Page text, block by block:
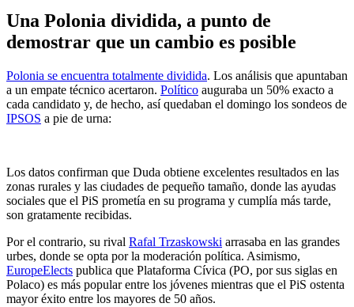
Una Polonia dividida, a punto de
demostrar que un cambio es posible
Polonia se encuentra totalmente dividida. Los análisis que apuntaban
a un empate técnico acertaron. Político auguraba un 50% exacto a
cada candidato y, de hecho, así quedaban el domingo los sondeos de
IPSOS a pie de urna:
Los datos confirman que Duda obtiene excelentes resultados en las
zonas rurales y las ciudades de pequeño tamaño, donde las ayudas
sociales que el PiS prometía en su programa y cumplía más tarde,
son gratamente recibidas.
Por el contrario, su rival Rafal Trzaskowski arrasaba en las grandes
urbes, donde se opta por la moderación política. Asimismo,
EuropeElects publica que Plataforma Cívica (PO, por sus siglas en
Polaco) es más popular entre los jóvenes mientras que el PiS ostenta
mayor éxito entre los mayores de 50 años.